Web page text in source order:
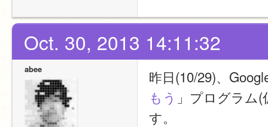
Oct. 30, 2013 14:11:32
abee
昨日(10/29)、
もう 」プログラム
す。